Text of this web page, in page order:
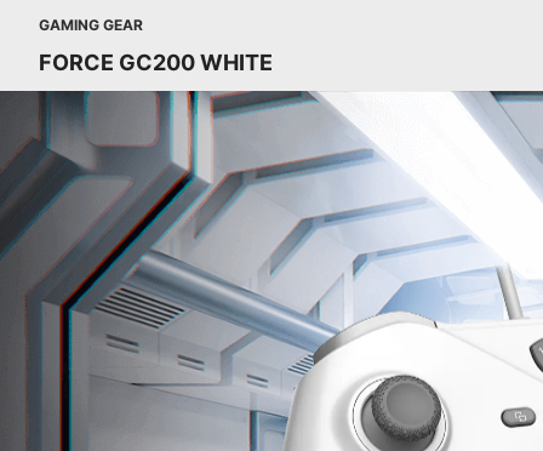
GAMING GEAR
FORCE GC200 WHITE